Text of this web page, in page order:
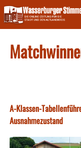
Skip
to
content
A-Klassen-
Ausnahmezustand